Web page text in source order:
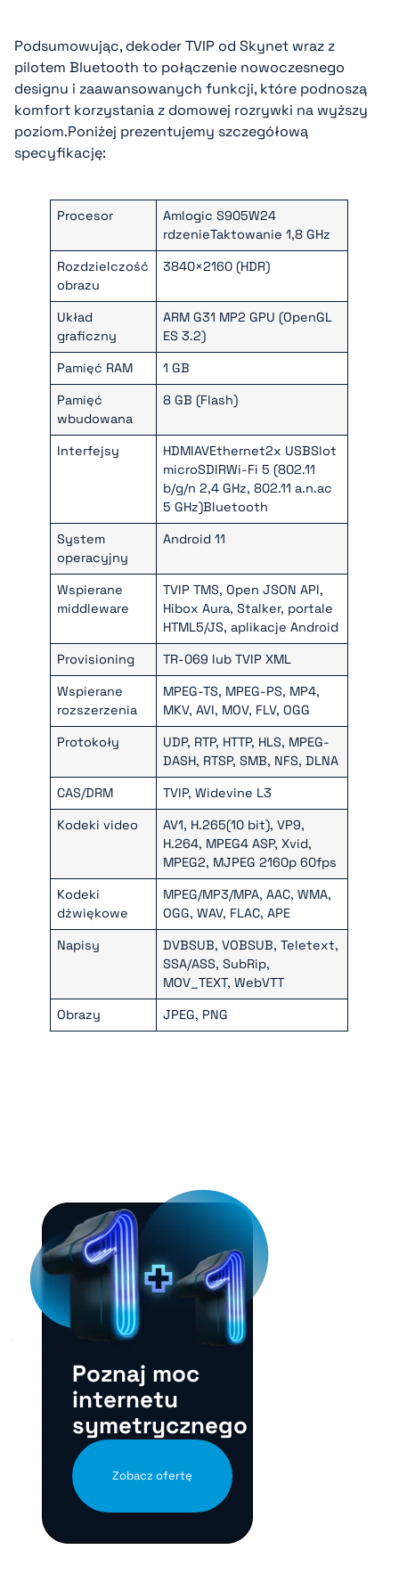
Podsumowując, dekoder TVIP od Skynet wraz z
pilotem Bluetooth to połączenie nowoczesnego
designu i zaawansowanych funkcji, które podnoszą
komfort korzystania z domowej rozrywki na wyższy
poziom.Poniżej prezentujemy szczegółową
specyfikację:
Procesor
Amlogic S905W24
rdzenieTaktowanie 1,8 GHz
Rozdzielczość
obrazu
3840×2160 (HDR)
Układ
graficzny
ARM G31 MP2 GPU (OpenGL
ES 3.2)
Pamięć RAM
1 GB
Pamięć
wbudowana
8 GB (Flash)
Interfejsy
HDMIAVEthernet2x USBSlot
microSDIRWi-Fi 5 (802.11
b/g/n 2,4 GHz, 802.11 a.n.ac
5 GHz)Bluetooth
System
operacyjny
Android 11
Wspierane
middleware
TVIP TMS, Open JSON API,
Hibox Aura, Stalker, portale
HTML5/JS, aplikacje Android
Provisioning
TR-069 lub TVIP XML
Wspierane
rozszerzenia
MPEG-TS, MPEG-PS, MP4,
MKV, AVI, MOV, FLV, OGG
Protokoły
UDP, RTP, HTTP, HLS, MPEG-
DASH, RTSP, SMB, NFS, DLNA
CAS/DRM
TVIP, Widevine L3
Kodeki video
AV1, H.265(10 bit), VP9,
H.264, MPEG4 ASP, Xvid,
MPEG2, MJPEG 2160p 60fps
Kodeki
dźwiękowe
MPEG/MP3/MPA, AAC, WMA,
OGG, WAV, FLAC, APE
Napisy
DVBSUB, VOBSUB, Teletext,
SSA/ASS, SubRip,
MOV_TEXT, WebVTT
Obrazy
JPEG, PNG
Poznaj moc
internetu
symetrycznego
Zobacz ofertę